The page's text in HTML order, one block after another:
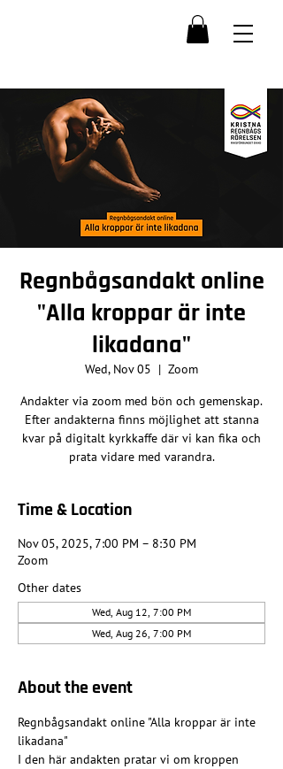
Regnbågsandakt online
"Alla kroppar är inte
likadana"
Wed, Nov 05
  |
Zoom
Andakter via zoom med bön och gemenskap.
Efter andakterna finns möjlighet att stanna
kvar på digitalt kyrkkaffe där vi kan fika och
prata vidare med varandra.
Time & Location
Nov 05, 2025, 7:00 PM – 8:30 PM
Zoom
Other dates
Wed, Aug 12, 7:00 PM
Wed, Aug 26, 7:00 PM
About the event
Regnbågsandakt online "Alla kroppar är inte
likadana"
I den här andakten pratar vi om kroppen